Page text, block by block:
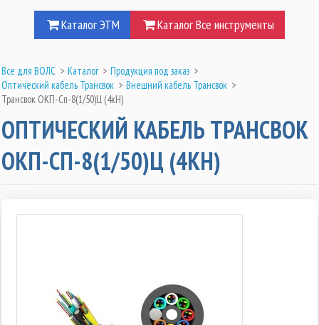
Каталог ЭТМ Каталог Все инструменты
Все для ВОЛС > Каталог > Продукция под заказ >
Оптический кабель Трансвок > Внешний кабель Трансвок >
Трансвок ОКП-Сп-8(1/50)Ц (4кН)
ОПТИЧЕСКИЙ КАБЕЛЬ ТРАНСВОК
ОКП-СП-8(1/50)Ц (4КН)